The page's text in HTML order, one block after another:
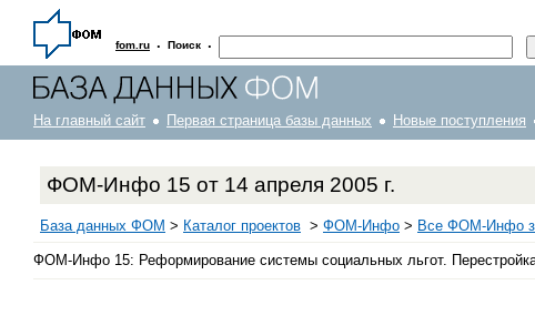
fom.ru · Поиск ·
На главный сайт Первая страница базы данных Новые поступления
ФОМ-Инфо 15 от 14 апреля 2005 г.
База данных ФОМ > Каталог проектов > ФOM-Инфо > Все ФОМ-Инфо
ФОМ-Инфо 15: Реформирование системы социальных льгот.